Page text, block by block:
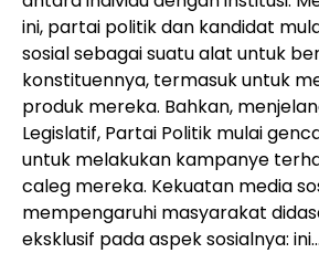
ini, partai politik dan kandidat
sosial sebagai suatu alat untuk
konstituennya, termasuk untuk
produk mereka. Bahkan,
Legislatif, Partai Politik mulai
untuk melakukan kampanye
caleg mereka. Kekuatan media
mempengaruhi masyarakat
eksklusif pada aspek sosialnya: ini...